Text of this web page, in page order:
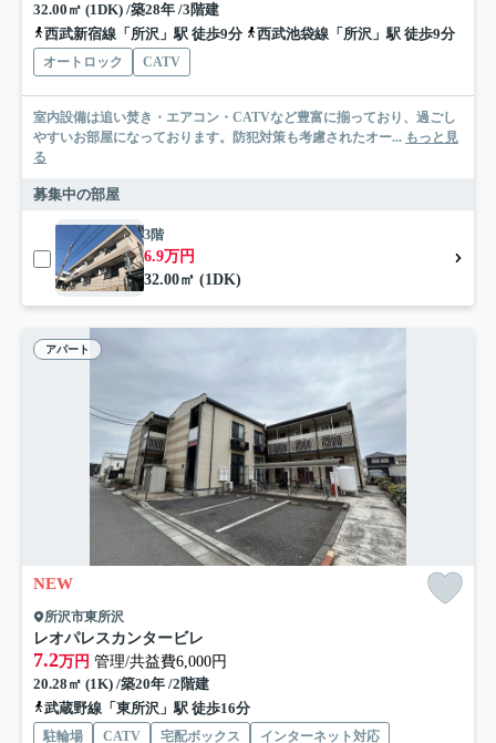
32.00㎡ (1DK) /築28年 /3階建
西武新宿線「所沢」駅 徒歩9分
西武池袋線「所沢」駅 徒歩9分
オートロック CATV
室内設備は追い焚き・エアコン・CATVなど豊富に揃っており、過ごし
やすいお部屋になっております。防犯対策も考慮されたオー... もっと見
る
募集中の部屋
3階
6.9万円
32.00㎡ (1DK)
アパート
NEW
所沢市東所沢
レオパレスカンタービレ
7.2万円 管理/共益費6,000円
20.28㎡ (1K) /築20年 /2階建
武蔵野線「東所沢」駅 徒歩16分
駐輪場 CATV 宅配ボックス インターネット対応